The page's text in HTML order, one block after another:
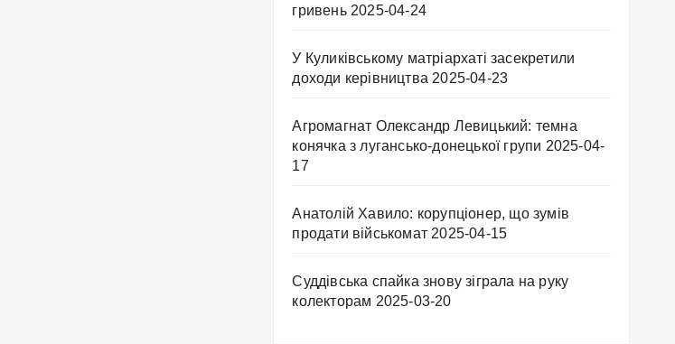
гривень 2025-04-24
У Куликівському матріархаті засекретили
доходи керівництва 2025-04-23
Агромагнат Олександр Левицький: темна
конячка з лугансько-донецької групи 2025-04-
17
Анатолій Хавило: корупціонер, що зумів
продати військомат 2025-04-15
Суддівська спайка знову зіграла на руку
колекторам 2025-03-20